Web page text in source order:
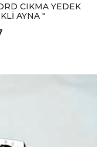
CIKMA YEDEK
AYNA "